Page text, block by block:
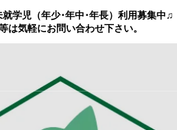
学児（年少･年中･年長）利用募集中♫
は気軽にお問い合わせ下さい。